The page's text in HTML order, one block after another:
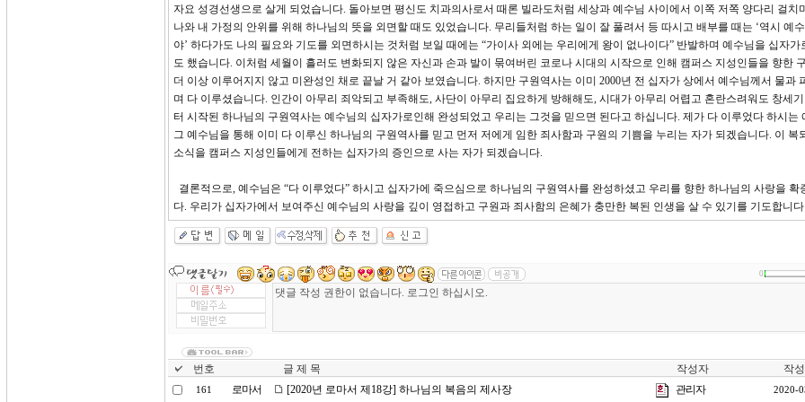
자요 성경선생으로 살게 되었습니다. 돌아보면 평신도 치과의사로서 때론 빌라도처럼 세상과 예수님 사이에서 이쪽 저쪽 양다리 걸치
나와 내 가정의 안위를 위해 하나님의 뜻을 외면할 때도 있었습니다. 무리들처럼 하는 일이 잘 풀려서 등 따시고 배부를 때는 ‘역시 예
야’ 하다가도 나의 필요와 기도를 외면하시는 것처럼 보일 때에는 “가이사 외에는 우리에게 왕이 없나이다” 반발하며 예수님을 십자가
도 했습니다. 이처럼 세월이 흘러도 변화되지 않은 자신과 손과 발이 묶여버린 코로나 시대의 시작으로 인해 캠퍼스 지성인들을 향한
더 이상 이루어지지 않고 미완성인 채로 끝날 거 같아 보였습니다. 하지만 구원역사는 이미 2000년 전 십자가 상에서 예수님께서 물과
며 다 이루셨습니다. 인간이 아무리 죄악되고 부족해도, 사단이 아무리 집요하게 방해해도, 시대가 아무리 어렵고 혼란스려워도 창세
터 시작된 하나님의 구원역사는 예수님의 십자가로인해 완성되었고 우리는 그것을 믿으면 된다고 하십니다. 제가 다 이루었다 하시는
그 예수님을 통해 이미 다 이루신 하나님의 구원역사를 믿고 먼저 저에게 임한 죄사함과 구원의 기쁨을 누리는 자가 되겠습니다. 이 복
소식을 캠퍼스 지성인들에게 전하는 십자가의 증인으로 사는 자가 되겠습니다.
결론적으로, 예수님은 “다 이루었다” 하시고 십자가에 죽으심으로 하나님의 구원역사를 완성하셨고 우리를 향한 하나님의 사랑을 확
다. 우리가 십자가에서 보여주신 예수님의 사랑을 깊이 영접하고 구원과 죄사함의 은혜가 충만한 복된 인생을 살 수 있기를 기도합니
0
번호 글 제 목 작성자 작
161 로마서 [2020년 로마서 제18강] 하나님의 복음의 제사장 관리자 2020-